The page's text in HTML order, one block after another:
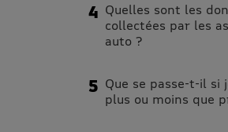
Quelles sont les
collectées par les
auto ?
Que se passe-t-il si
plus ou moins que